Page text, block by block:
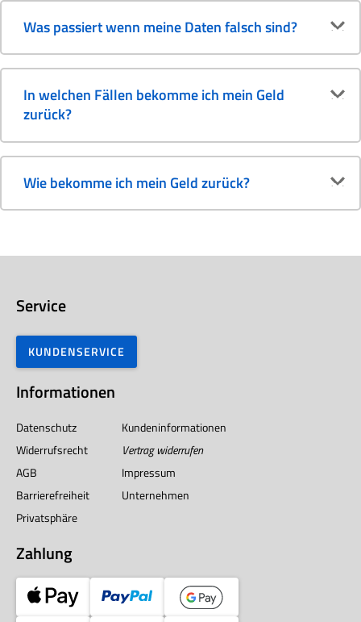
Was passiert wenn meine Daten falsch sind?
In welchen Fällen bekomme ich mein Geld
zurück?
Wie bekomme ich mein Geld zurück?
Service
KUNDENSERVICE
Informationen
Datenschutz
Kundeninformationen
Widerrufsrecht
Vertrag widerrufen
AGB
Impressum
Barrierefreiheit
Unternehmen
Privatsphäre
Zahlung